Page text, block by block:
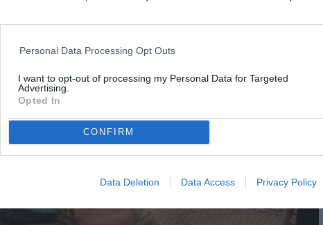
Personal Data Processing Opt Outs
I want to opt-out of processing my Personal Data for Targeted
Advertising.
Opted In
CONFIRM
Data Deletion Data Access Privacy Policy